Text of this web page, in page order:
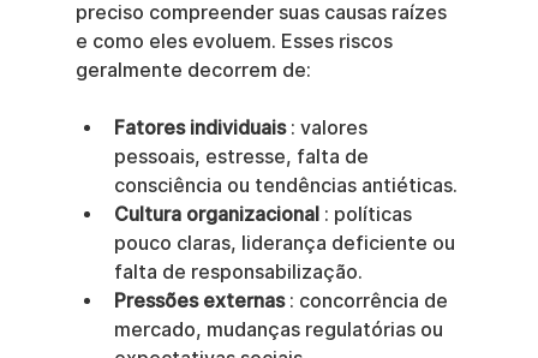
preciso compreender suas causas raízes
e como eles evoluem. Esses riscos
geralmente decorrem de:
Fatores individuais : valores
pessoais, estresse, falta de
consciência ou tendências antiéticas.
Cultura organizacional : políticas
pouco claras, liderança deficiente ou
falta de responsabilização.
Pressões externas : concorrência de
mercado, mudanças regulatórias ou